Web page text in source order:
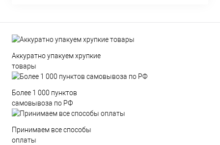
Аккуратно упакуем хрупкие
товары
Более 1 000 пунктов
самовывоза по РФ
Принимаем все способы
оплаты